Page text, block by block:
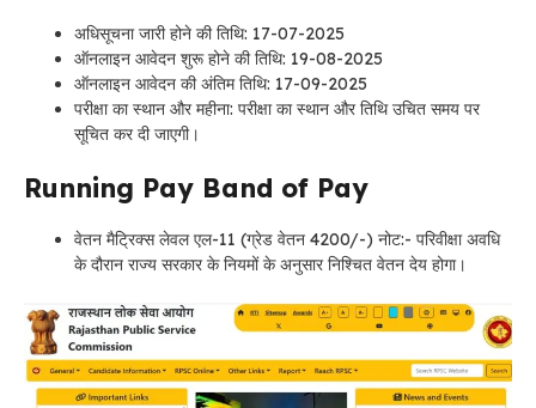
अधिसूचना जारी होने की तिथि: 17-07-2025
ऑनलाइन आवेदन शुरू होने की तिथि: 19-08-2025
ऑनलाइन आवेदन की अंतिम तिथि: 17-09-2025
परीक्षा का स्थान और महीना: परीक्षा का स्थान और तिथि उचित समय पर
सूचित कर दी जाएगी।
Running Pay Band of Pay
वेतन मैट्रिक्स लेवल एल-11 (ग्रेड वेतन 4200/-) नोट:- परिवीक्षा अवधि
के दौरान राज्य सरकार के नियमों के अनुसार निश्चित वेतन देय होगा।